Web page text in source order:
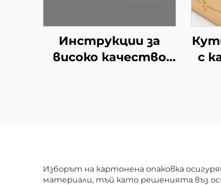
Инструкции за
високо качество
с
Изборът на картонена опаковка
материали, тъй като решенията въз